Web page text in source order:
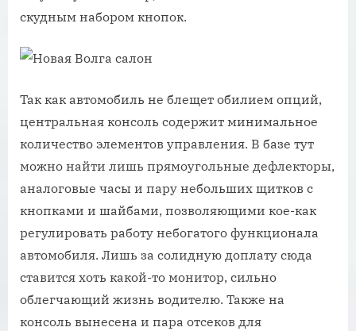
скудным набором кнопок.
Так как автомобиль не блещет обилием опций,
центральная консоль содержит минимальное
количество элементов управления. В базе тут
можно найти лишь прямоугольные дефлекторы,
аналоговые часы и пару небольших щитков с
кнопками и шайбами, позволяющими кое-как
регулировать работу небогатого функционала
автомобиля. Лишь за солидную доплату сюда
ставится хоть какой-то монитор, сильно
облегчающий жизнь водителю. Также на
консоль вынесена и пара отсеков для